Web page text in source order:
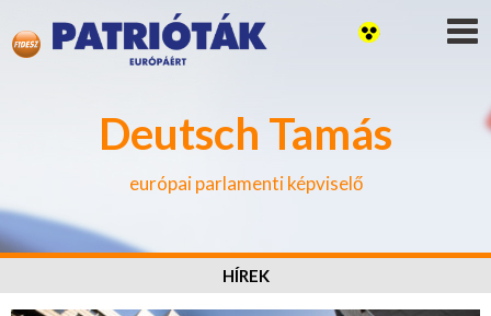
Deutsch Tamás
európai parlamenti képviselő
HÍREK